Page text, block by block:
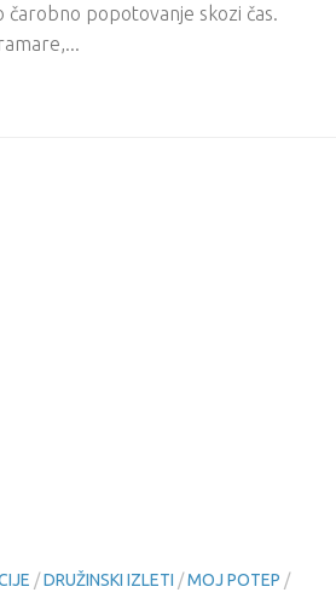
čarobno popotovanje skozi čas.
/DRUŽINSKI IZLETI /MOJ POTEP /